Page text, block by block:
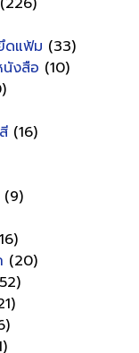
ดแฟ้ม (33)
งสือ (10)
(16)
(9)
(20)